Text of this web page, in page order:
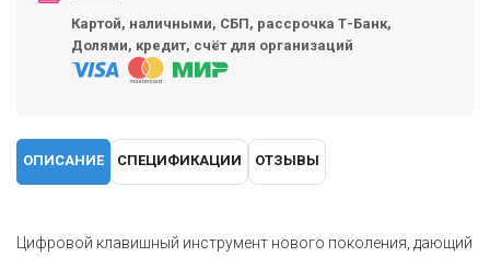
Картой, наличными, СБП, рассрочка Т-Банк,
Долями, кредит, счёт для организаций
ОПИСАНИЕ СПЕЦИФИКАЦИИ ОТЗЫВЫ
Цифровой клавишный инструмент нового поколения, дающий